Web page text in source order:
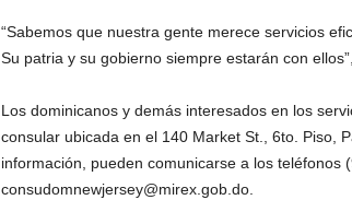
“Sabemos que nuestra gente merece servicios
Su patria y su gobierno siempre estarán con
Los dominicanos y demás interesados en los
consular ubicada en el 140 Market St., 6to. Piso,
información, pueden comunicarse a los
consudomnewjersey@mirex.gob.do.